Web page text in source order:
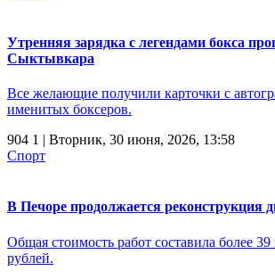
Утренняя зарядка с легендами бокса
Сыктывкара
Все желающие получили карточки с
именитых боксеров.
904 1 | Вторник, 30 июня, 2026, 13:58
Спорт
В Печоре продолжается реконструкция
Общая стоимость работ составила более
рублей.